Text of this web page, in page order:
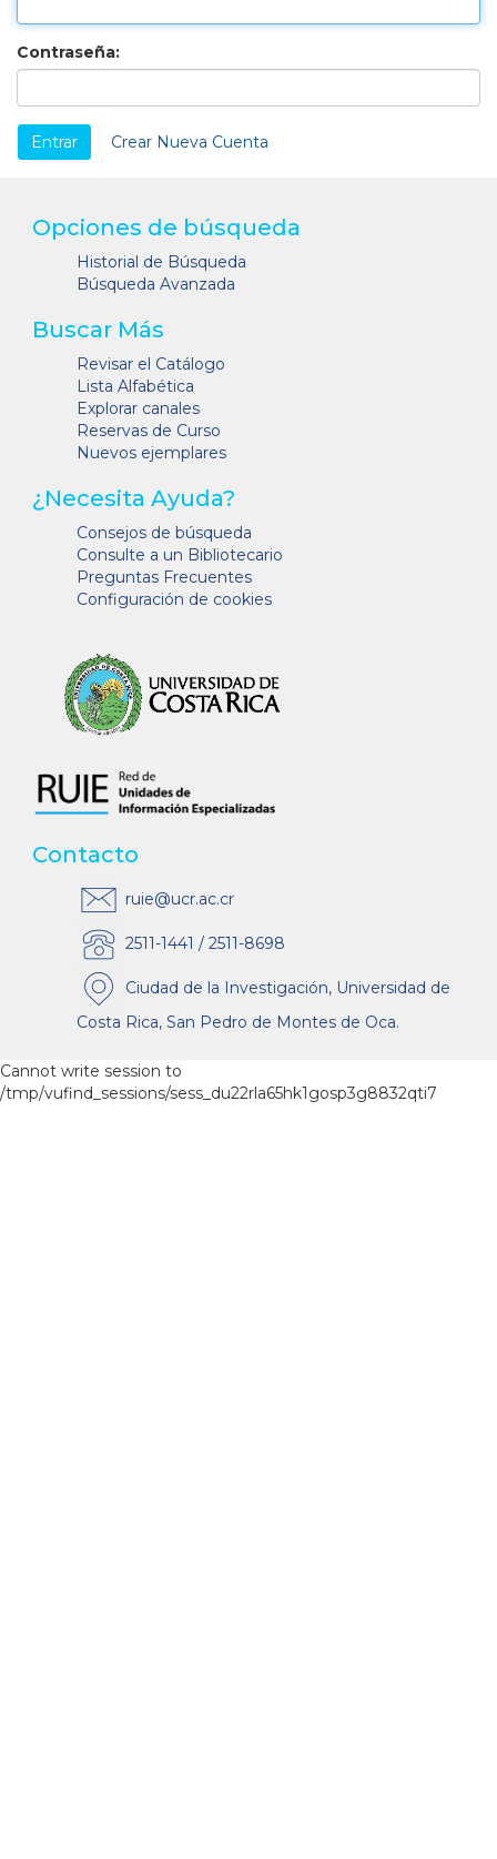
Contraseña:
Crear Nueva Cuenta
Opciones de búsqueda
Historial de Búsqueda
Búsqueda Avanzada
Buscar Más
Revisar el Catálogo
Lista Alfabética
Explorar canales
Reservas de Curso
Nuevos ejemplares
¿Necesita Ayuda?
Consejos de búsqueda
Consulte a un Bibliotecario
Preguntas Frecuentes
Configuración de cookies
Contacto
ruie@ucr.ac.cr
2511-1441 / 2511-8698
Ciudad de la Investigación, Universidad de
Costa Rica, San Pedro de Montes de Oca.
Cannot write session to
/tmp/vufind_sessions/sess_du22rla65hk1gosp3g8832qti7